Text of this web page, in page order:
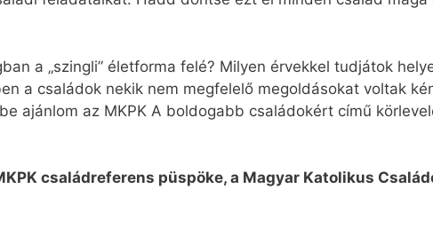
a „szingli” életforma felé? Milyen érvekkel tudjátok
a családok nekik nem megfelelő megoldásokat voltak
ajánlom az MKPK A boldogabb családokért című
családreferens püspöke, a Magyar Katolikus